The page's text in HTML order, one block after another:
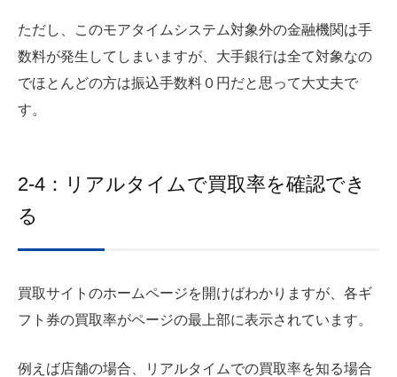
ただし、このモアタイムシステム対象外の金融機関は手
数料が発生してしまいますが、大手銀行は全て対象なの
でほとんどの方は振込手数料０円だと思って大丈夫で
す。
2-4：リアルタイムで買取率を確認でき
る
買取サイトのホームページを開けばわかりますが、各ギ
フト券の買取率がページの最上部に表示されています。
例えば店舗の場合、リアルタイムでの買取率を知る場合